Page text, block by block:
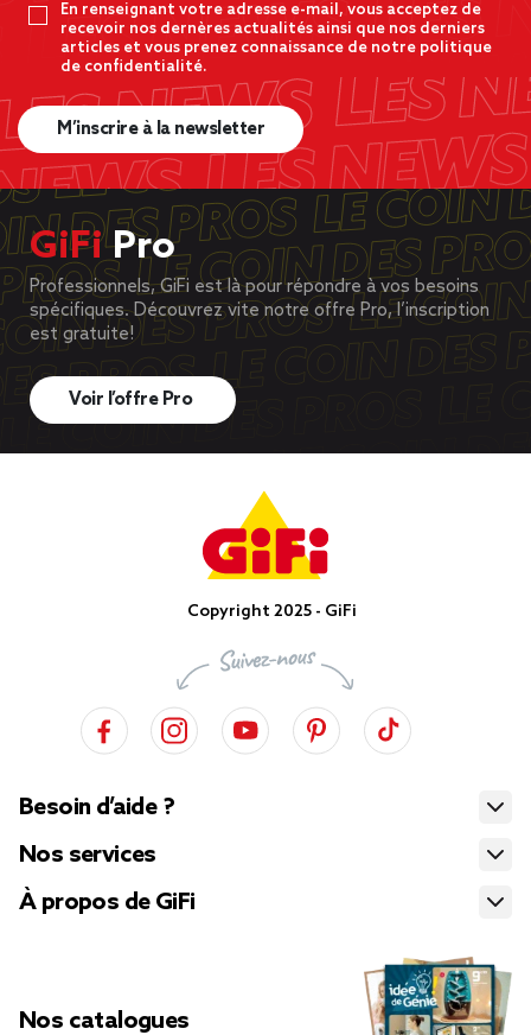
En renseignant votre adresse e-mail, vous acceptez de
recevoir nos dernères actualités ainsi que nos derniers
articles et vous prenez connaissance de notre politique
de confidentialité.
M’inscrire à la newsletter
GiFiPro
Professionnels, GiFi est là pour répondre à vos besoins
spécifiques. Découvrez vite notre offre Pro, l’inscription
est gratuite!
Voir l’offre Pro
Copyright 2025 - GiFi
Besoin d’aide ?
Nos services
À propos de GiFi
Nos catalogues